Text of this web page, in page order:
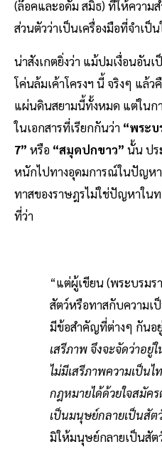
(ล๊อคและอดัม สมิธ) ที่ให้ควา
ส่วนตัวว่าเป็นเครื่องมือที่จำเป็
น่าสังเกตยิ่งว่า แม้ปมเงื่อนอัน
โค่นล้มเค้าโครงฯ นี้ จริงๆ แล้
แผ่นดินสยามนี้ทั้งหมด แต่ในก
ในเอกสารที่เรียกกันว่า “พระบ
7” หรือ “สมุดปกขาว” นั้น ปร
หนักไปทางอุดมการณ์ในปัญห
ทาสของราษฎรไม่ใช่ปัญหาใน
ที่ว่า
“แต่ผู้เขียน (พระบรมร
สัตว์หรือทาสกับความ
มีข้อสำคัญที่ต่างๆ กันอ
เสรีภาพ จึงจะจัดว่าอ
ไม่มีเสรีภาพความเป็น
กฎหมายได้ด้วยใจสมัค
เป็นมนุษย์กลายเป็นสั
มิให้มนุษย์กลายเป็นสัต